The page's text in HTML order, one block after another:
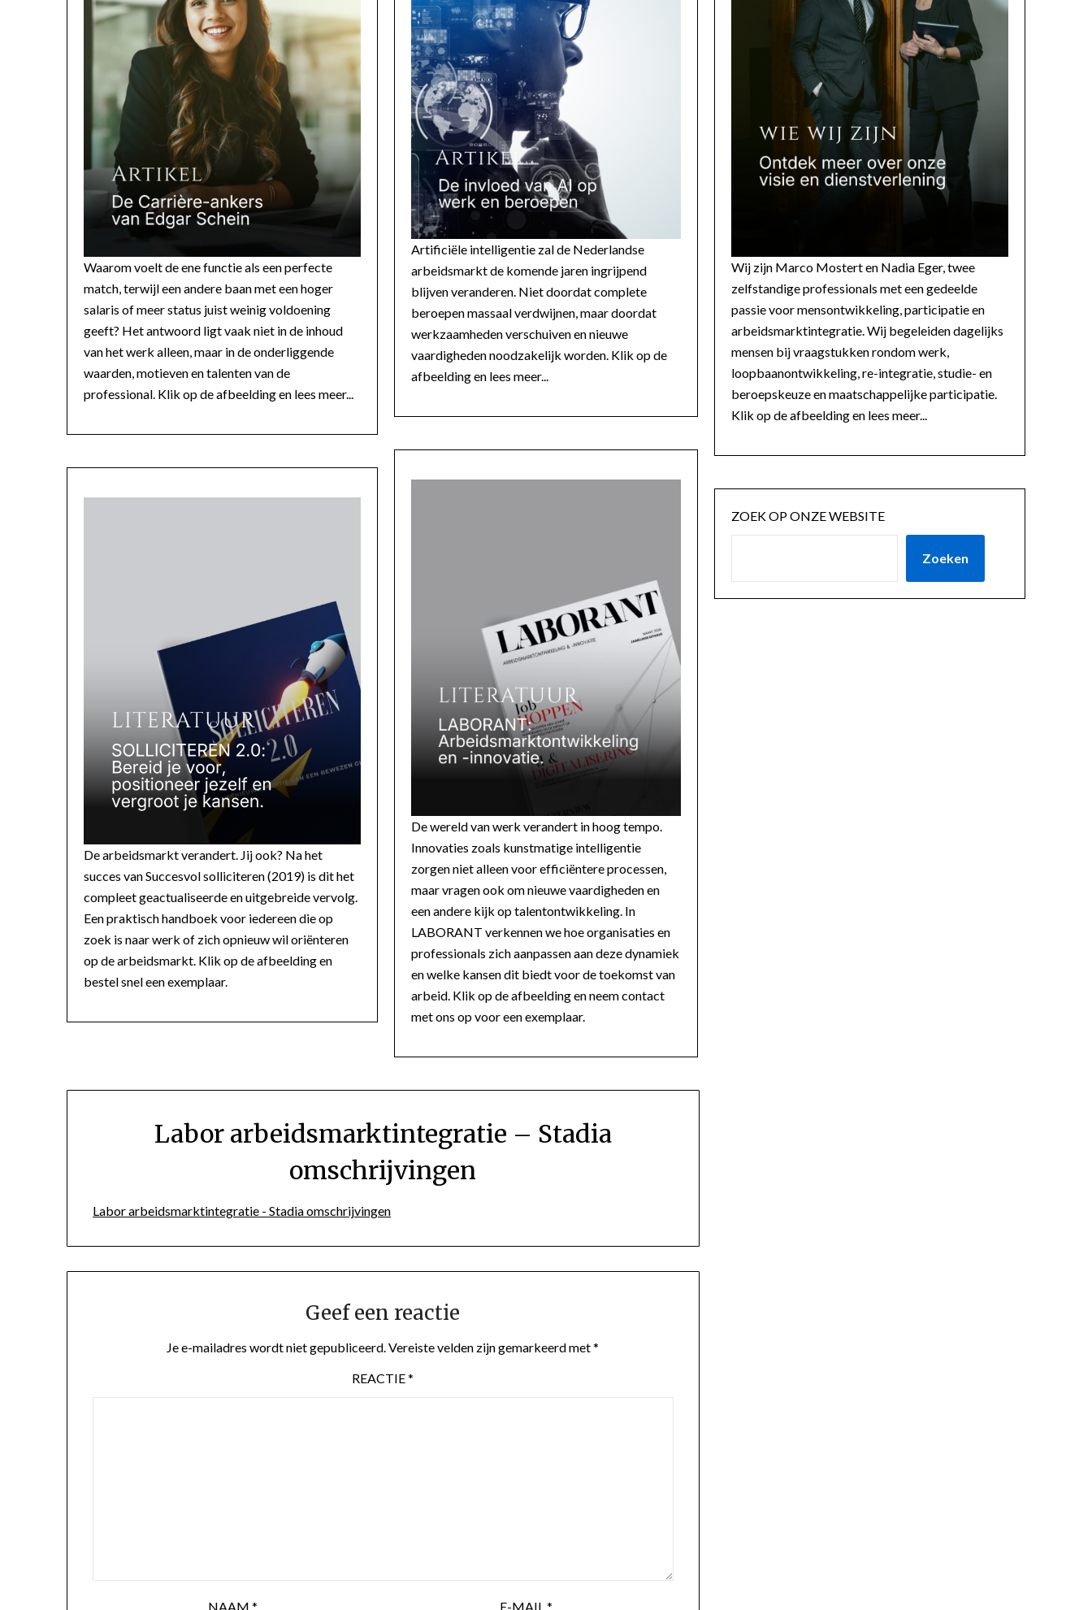
Waarom voelt de ene functie als een perfecte
match, terwijl een andere baan met een hoger
salaris of meer status juist weinig voldoening
geeft? Het antwoord ligt vaak niet in de inhoud
van het werk alleen, maar in de onderliggende
waarden, motieven en talenten van de
professional. Klik op de afbeelding en lees meer...
De arbeidsmarkt verandert. Jij ook? Na het
succes van Succesvol solliciteren (2019) is dit het
compleet geactualiseerde en uitgebreide vervolg.
Een praktisch handboek voor iedereen die op
zoek is naar werk of zich opnieuw wil oriënteren
op de arbeidsmarkt. Klik op de afbeelding en
bestel snel een exemplaar.
Artificiële intelligentie zal de Nederlandse
arbeidsmarkt de komende jaren ingrijpend
blijven veranderen. Niet doordat complete
beroepen massaal verdwijnen, maar doordat
werkzaamheden verschuiven en nieuwe
vaardigheden noodzakelijk worden. Klik op de
afbeelding en lees meer...
De wereld van werk verandert in hoog tempo.
Innovaties zoals kunstmatige intelligentie
zorgen niet alleen voor efficiëntere processen,
maar vragen ook om nieuwe vaardigheden en
een andere kijk op talentontwikkeling. In
LABORANT verkennen we hoe organisaties en
professionals zich aanpassen aan deze dynamiek
en welke kansen dit biedt voor de toekomst van
arbeid. Klik op de afbeelding en neem contact
met ons op voor een exemplaar.
Wij zijn Marco Mostert en Nadia Eger, twee
zelfstandige professionals met een gedeelde
passie voor mensontwikkeling, participatie en
arbeidsmarktintegratie. Wij begeleiden dagelijks
mensen bij vraagstukken rondom werk,
loopbaanontwikkeling, re-integratie, studie- en
beroepskeuze en maatschappelijke participatie.
Klik op de afbeelding en lees meer...
ZOEK OP ONZE WEBSITE
Zoeken
Labor arbeidsmarktintegratie – Stadia
omschrijvingen
Labor arbeidsmarktintegratie - Stadia omschrijvingen
Geef een reactie
Je e-mailadres wordt niet gepubliceerd.Vereiste velden zijn gemarkeerd met*
REACTIE*
NAAM* E-MAIL*